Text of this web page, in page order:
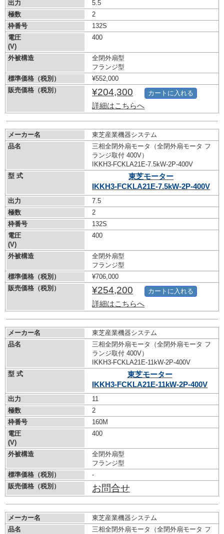
出力
5.5
極数
2
枠番号
132S
電圧
(V)
400
外被構造
全閉外扇型
フランジ型
標準価格（税別）
¥552,000
販売価格（税別）
¥204,300
詳細はこちらへ
カートに入れる
メーカー名
東芝産業機器システム
品名
三相全閉外扇モータ（全閉外扇モータ フ
ランジ取付 400V）
IKKH3-FCKLA21E-7.5kW-2P-400V
型 式
東芝モーター
IKKH3-FCKLA21E-7.5kW-2P-400V
出力
7.5
極数
2
枠番号
132S
電圧
(V)
400
外被構造
全閉外扇型
フランジ型
標準価格（税別）
¥706,000
販売価格（税別）
¥254,200
詳細はこちらへ
カートに入れる
メーカー名
東芝産業機器システム
品名
三相全閉外扇モータ（全閉外扇モータ フ
ランジ取付 400V）
IKKH3-FCKLA21E-11kW-2P-400V
型 式
東芝モーター
IKKH3-FCKLA21E-11kW-2P-400V
出力
11
極数
2
枠番号
160M
電圧
(V)
400
外被構造
全閉外扇型
フランジ型
標準価格（税別）
-
販売価格（税別）
お問合せ
メーカー名
東芝産業機器システム
品名
三相全閉外扇モータ（全閉外扇モータ フ